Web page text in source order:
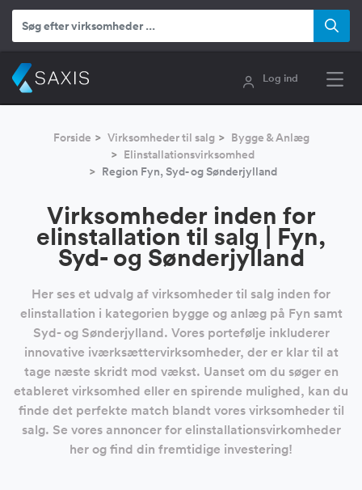
Log ind
Forside Virksomheder til salg
Bygge & Anlæg
Elinstallationsvirksomhed
Region Fyn, Syd- og Sønderjylland
Virksomheder inden for
elinstallation til salg | Fyn,
Syd- og Sønderjylland
Her ses et udvalg af virksomheder til salg inden for
elinstallation i kategorien bygge og anlæg på Fyn samt
Syd- og Sønderjylland. Vores portefølje inkluderer
innovative iværksættervirksomheder, der er klar til at
tage næste skridt mod vækst. Uanset om du søger en
etableret virksomhed eller en spirende mulighed, kan du
finde det perfekte match blandt vores virksomheder til
salg. Se vores annoncer for elinstallationsvirkomheder
her og find din fremtidige investering!